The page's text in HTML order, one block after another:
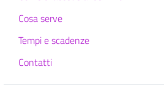
Cosa serve
Tempi e scadenze
Contatti